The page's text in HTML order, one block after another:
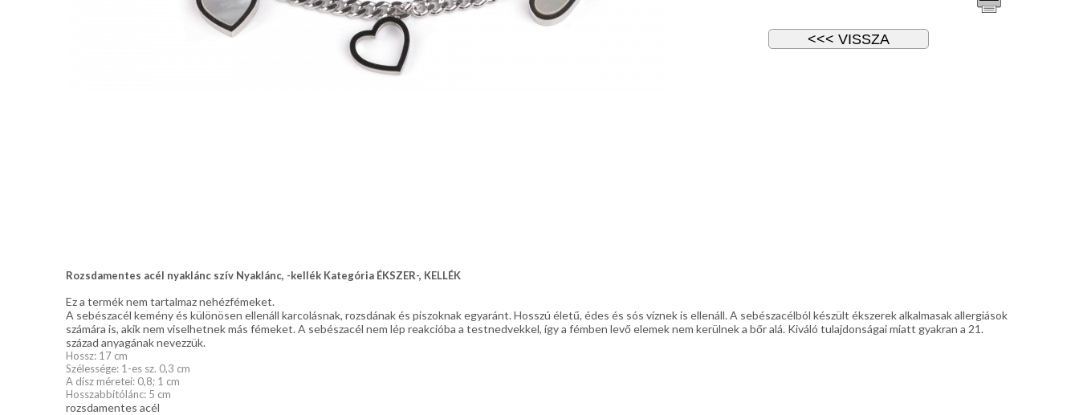
Rozsdamentes acél nyaklánc szív Nyaklánc, -kellék Kategória ÉKSZER-, KELLÉK
Ez a termék nem tartalmaz nehézfémeket.
A sebészacél kemény és különösen ellenáll karcolásnak, rozsdának és piszoknak egyaránt. Hosszú életű, édes és sós víznek is ellenáll. A sebészacélból készült ékszerek alkalmasak allergiások
számára is, akik nem viselhetnek más fémeket. A sebészacél nem lép reakcióba a testnedvekkel, így a fémben levő elemek nem kerülnek a bőr alá. Kiváló tulajdonságai miatt gyakran a 21.
század anyagának nevezzük.
Hossz: 17 cm
Szélessége: 1-es sz. 0,3 cm
A dísz méretei: 0,8; 1 cm
Hosszabbítólánc: 5 cm
rozsdamentes acél